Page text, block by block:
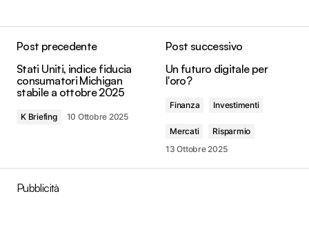
Post precedente
Stati Uniti, indice fiducia
consumatori Michigan
stabile a ottobre 2025
K Briefing 10 Ottobre 2025
Post successivo
Un futuro digitale per
l'oro?
Finanza Investimenti
Mercati
Risparmio
13 Ottobre 2025
Pubblicità